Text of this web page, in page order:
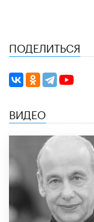
ПОДЕЛИТЬСЯ
ВИДЕО